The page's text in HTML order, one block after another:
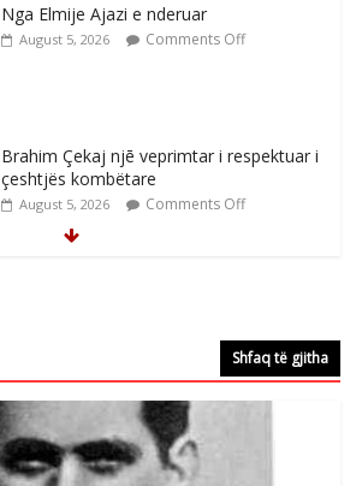
Brahim Çekaj njē veprimtar i respektuar i
çeshtjës kombëtare
Çlirimtari Mentor Mushkolaj nderohet
me mirenjohje nga Xhevdet Qeriqi Dega
e invalidëve në Fushë Kosovë
August 4, 2026
Comments Off
Postim me vlera nga artistja e mirëfilltë
Mimoza Gjoni
Shfaq të gjitha